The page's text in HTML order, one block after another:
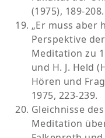
(1975), 189-208.
„Er muss aber
Perspektive
Meditation zu
und H. J. Held
Hören und
1975, 223-239.
Gleichnisse
Meditation